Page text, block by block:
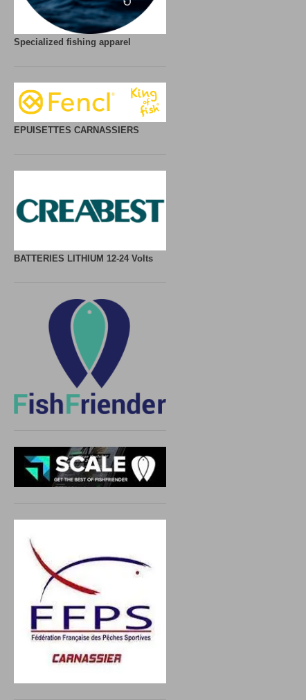
Specialized fishing apparel
EPUISETTES CARNASSIERS
BATTERIES LITHIUM 12-24 Volts